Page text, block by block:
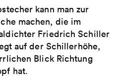
kann man zur
machen, die im
Friedrich Schiller
auf der Schillerhöhe,
Blick Richtung
hat.